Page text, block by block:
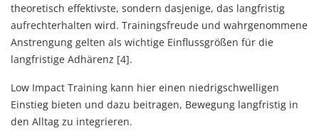
theoretisch effektivste, sondern dasjenige, das langfristig
aufrechterhalten wird. Trainingsfreude und wahrgenommene
Anstrengung gelten als wichtige Einflussgrößen für die
langfristige Adhärenz [4].
Low Impact Training kann hier einen niedrigschwelligen
Einstieg bieten und dazu beitragen, Bewegung langfristig in
den Alltag zu integrieren.